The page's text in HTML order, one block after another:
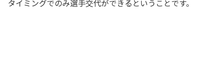
タイミングでのみ選手交代ができるということです。